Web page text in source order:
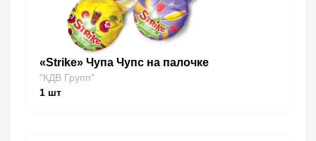
«Strike» Чупа Чупс на палочке
"КДВ Групп"
1 шт